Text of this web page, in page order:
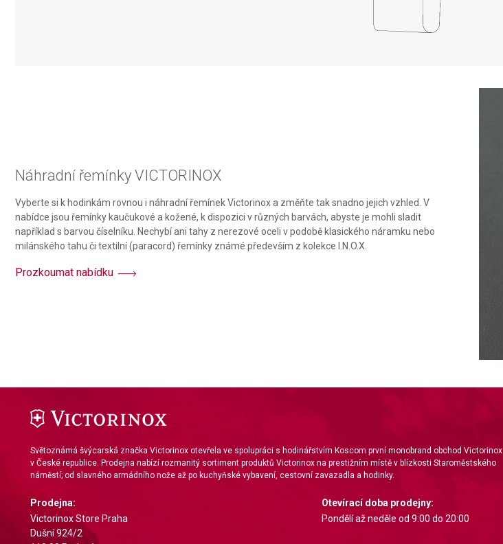
Náhradní řemínky VICTORINOX
Vyberte si k hodinkám rovnou i náhradní řemínek Victorinox a změňte tak snadno jejich vzhled. V
nabídce jsou řemínky kaučukové a kožené, k dispozici v různých barvách, abyste je mohli sladit
například s barvou číselníku. Nechybí ani tahy z nerezové oceli v podobě klasického náramku nebo
milánského tahu či textilní (paracord) řemínky známé především z kolekce I.N.O.X.
Prozkoumat nabídku
Světoznámá švýcarská značka Victorinox otevřela ve spolupráci s hodinářstvím Koscom první monobrand obchod Victorinox
v České republice. Prodejna nabízí rozmanitý sortiment produktů Victorinox na prestižním místě v blízkosti Staroměstského
náměstí; od slavného armádního nože až po kuchyňské vybavení, cestovní zavazadla a hodinky.
Prodejna:
Victorinox Store Praha
Dušní 924/2
Otevírací doba prodejny:
Pondělí až neděle od 9:00 do 20:00